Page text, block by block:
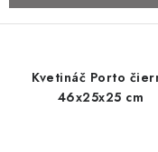
Kvetináč Porto
46x25x25 cm